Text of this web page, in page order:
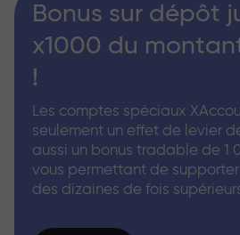
Bonus sur dépôt
x1000 du
!
Les comptes spéciaux
seulement un effet de levier
aussi un bonus tradable de 1
vous permettant de
des dizaines de fois